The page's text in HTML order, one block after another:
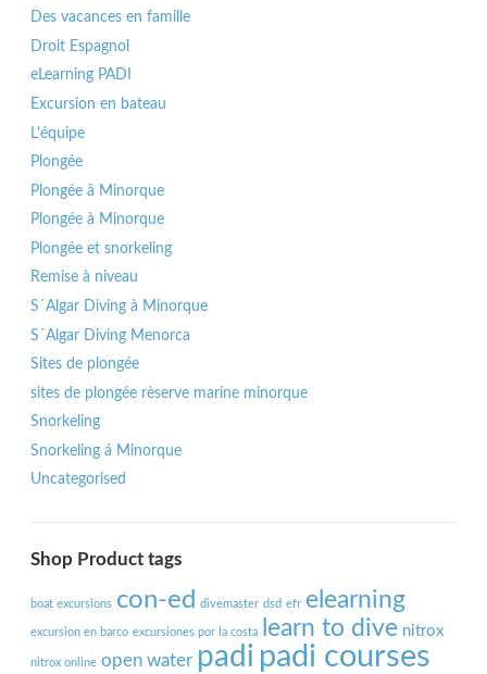
Des vacances en famille
Droit Espagnol
eLearning PADI
Excursion en bateau
L'équipe
Plongée
Plongée â Minorque
Plongée à Minorque
Plongée et snorkeling
Remise à niveau
S´Algar Diving à Minorque
S´Algar Diving Menorca
Sites de plongée
sites de plongée rèserve marine minorque
Snorkeling
Snorkeling á Minorque
Uncategorised
Shop Product tags
boat excursions con-ed divemaster dsd efr elearning
excursion en barco excursiones por la costa learn to dive nitrox
nitrox online open water padi padi courses